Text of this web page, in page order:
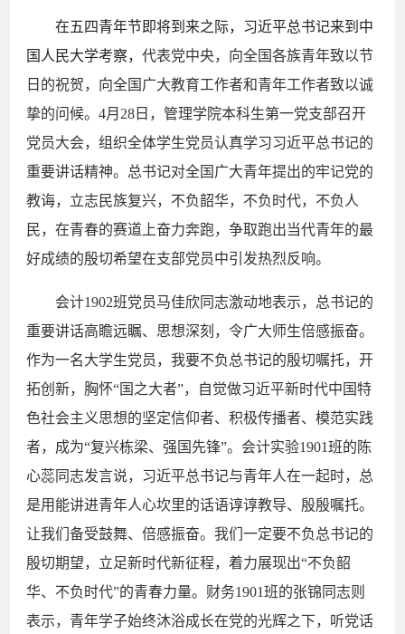
在五四青年节即将到来之际，习近平总书记来到中
国人民大学考察， 代表党中央，向全国各族青年致以节
日的祝贺，向全国广大教育工作者和青年工作者致以诚
挚的问候。 4月 28日，管理学院本科生第一党支部召开
党员大会，组织全体学生党员认真学习习近平总书记的
重要讲话精神。总书记对全国广大青年提出的牢记党的
教诲，立志民族复兴，不负韶华，不负时代，不负人
民，在青春的赛道上奋力奔跑，争取跑出当代青年的最
好成绩的殷切希望在支部党员中引发热烈反响。
会计1902班党员马佳欣同志激动地表示，总书记的
重要讲话高瞻远瞩、思想深刻，令广大师生倍感振奋。
作为一名大学生党员，我要不负总书记的殷切嘱托，开
拓创新，胸怀“国之大者”，自觉做习近平新时代中国特
色社会主义思想的坚定信仰者、积极传播者、模范实践
者，成为“复兴栋梁、强国先锋”。会计实验1901班的陈
心蕊同志发言说，习近平总书记与青年人在一起时，总
是用能讲进青年人心坎里的话语谆谆教导、殷殷嘱托。
让我们备受鼓舞、倍感振奋。我们一定要不负总书记的
殷切期望，立足新时代新征程，着力展现出“不负韶
华、不负时代”的青春力量。财务1901班的张锦同志则
表示，青年学子始终沐浴成长在党的光辉之下，听党话